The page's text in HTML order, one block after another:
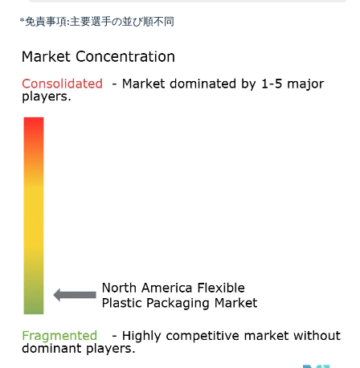
*免責事項:主要選手の並び順不同